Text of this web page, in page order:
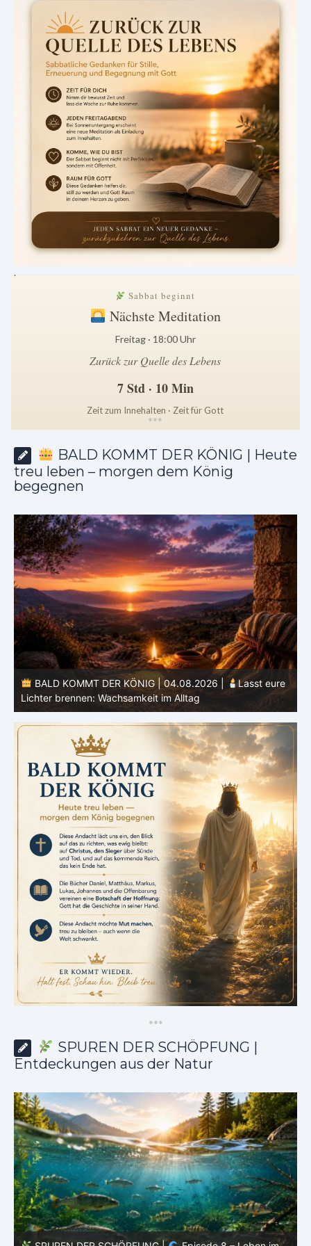
.
Sabbat beginnt
Nächste Meditation
Freitag · 18:00 Uhr
Zurück zur Quelle des Lebens
7 Std · 10 Min
Zeit zum Innehalten · Zeit für Gott
***
BALD KOMMT DER KÖNIG | Heute
treu leben – morgen dem König
begegnen
BALD KOMMT DER KÖNIG | 04.08.2026 |
Lasst eure
Lichter brennen: Wachsamkeit im Alltag
***
SPUREN DER SCHÖPFUNG |
Entdeckungen aus der Natur